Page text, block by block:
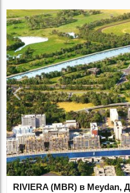
RIVIERA (MBR) в Meydan,